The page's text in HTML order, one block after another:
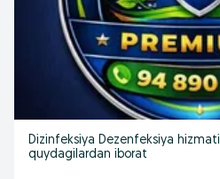
Dizinfeksiya Dezenfeksiya hizmati Takliflarimiz
quydagilardan iborat